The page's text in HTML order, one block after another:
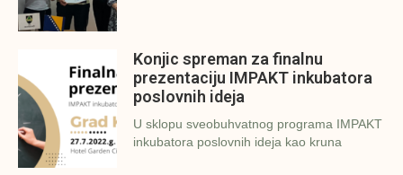
Konjic spreman za finalnu
prezentaciju IMPAKT inkubatora
poslovnih ideja
U sklopu sveobuhvatnog programa IMPAKT
inkubatora poslovnih ideja kao kruna